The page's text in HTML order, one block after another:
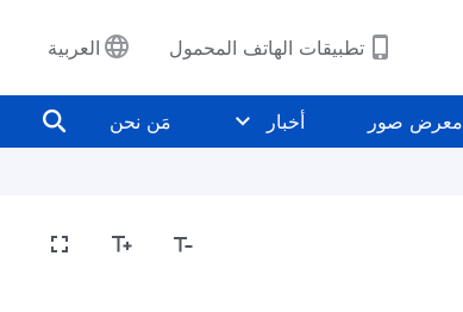
تطبيقات الهاتف المحمول العربية
معرض صور أخبار مَن نحن